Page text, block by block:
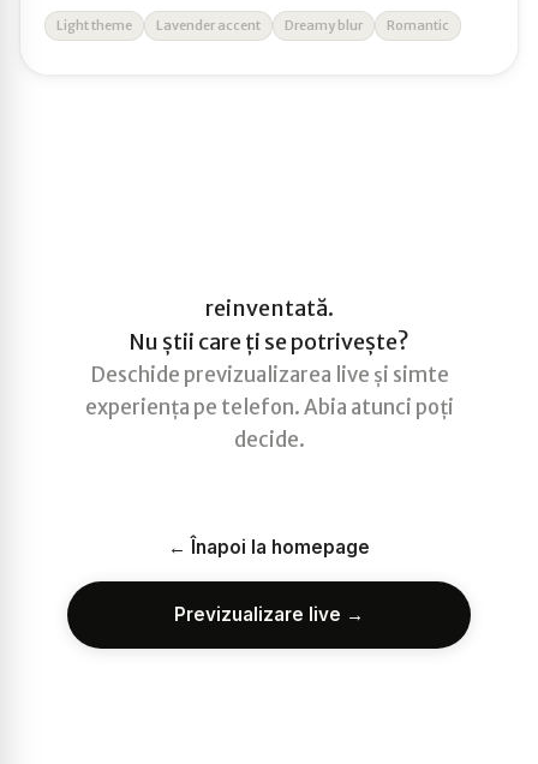
Light theme Lavender accent Dreamy blur Romantic
reinventată.
Nu știi care ți se potrivește?
Deschide previzualizarea live și simte
experiența pe telefon. Abia atunci poți
decide.
← Înapoi la homepage
Previzualizare live →